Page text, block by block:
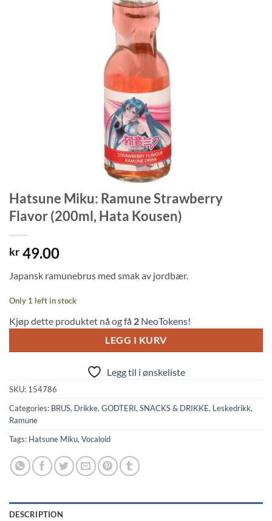
Hatsune Miku: Ramune Strawberry
Flavor (200ml, Hata Kousen)
kr 49.00
Japansk ramunebrus med smak av jordbær.
Only 1 left in stock
Kjøp dette produktet nå og få 2 NeoTokens!
LEGG I KURV
Legg til i ønskeliste
SKU: 154786
Categories: BRUS, Drikke,GODTERI, SNACKS & DRIKKE, Leskedrikk,
Ramune
Tags: Hatsune Miku,Vocaloid
DESCRIPTION